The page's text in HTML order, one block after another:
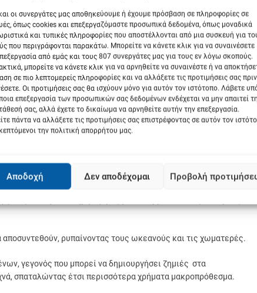
οι συνεργάτες μας αποθηκεύουμε ή έχουμε πρόσβαση σε πληροφορίες σε
όπως cookies και επεξεργαζόμαστε προσωπικά δεδομένα, όπως μοναδικά
και τυπικές πληροφορίες που αποστέλλονται από μια συσκευή για
που περιγράφονται παρακάτω. Μπορείτε να κάνετε κλικ για να συναινέσετε
από εμάς και τους 807 συνεργάτες μας για τους εν λόγω σκοπούς.
μπορείτε να κάνετε κλικ για να αρνηθείτε να συναινέστε ή να
σε πιο λεπτομερείς πληροφορίες και να αλλάξετε τις προτιμήσεις σας πριν
Οι προτιμήσεις σας θα ισχύουν μόνο για αυτόν τον ιστότοπο. Λάβετε
επεξεργασία των προσωπικών σας δεδομένων ενδέχεται να μην απαιτεί
σας, αλλά έχετε το δικαίωμα να αρνηθείτε αυτήν την επεξεργασία.
πάντα να αλλάξετε τις προτιμήσεις σας επιστρέφοντας σε αυτόν τον
την πολιτική απορρήτου μας.
Αποδοχή Δεν αποδέχομαι Προβολή
σύγκριση με τις πλαστικές σακούλες, γεγονός που τις καθιστά
καθιστώντας τις μια βολική επιλογή για καθημερινή χρήση.
καθιστώντας τις μια πιο προσιτή επιλογή για πολλούς
συμβάλλοντας στη ρύπανση και βλάπτοντας την φύση.
που η δαπανηρή εξόρυξή του, συμβάλλει στις εκπομπές
αποσυντεθούν, ρυπαίνοντας τους ωκεανούς και τις χωματερές.
γεγονός που μπορεί να δημιουργήσει ζημιές στα
σπαταλώντας έτσι περισσότερα χρήματα μακροπρόθεσμα.